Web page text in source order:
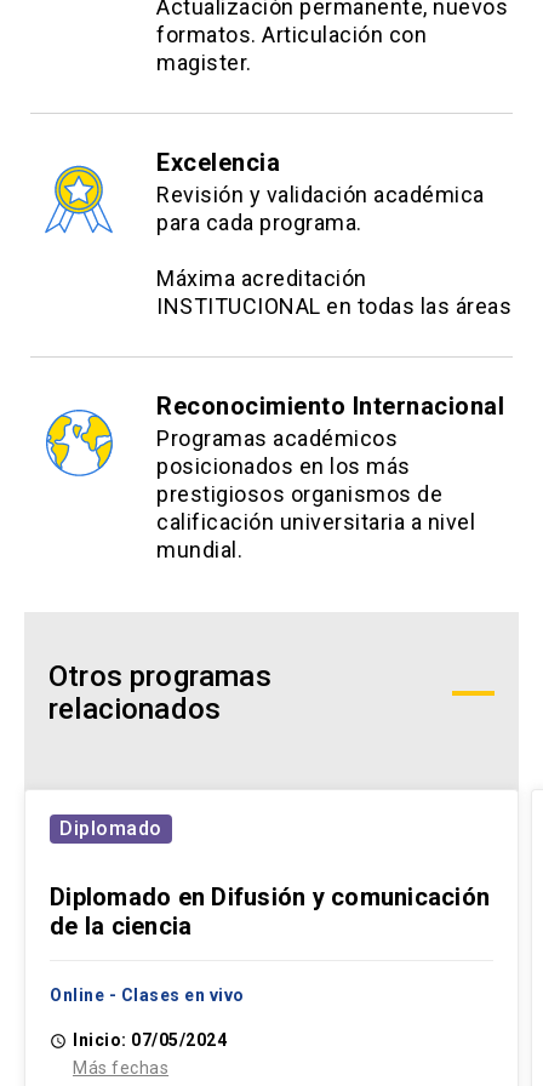
Actualización permanente, nuevos
formatos. Articulación con
magister.
Excelencia
Revisión y validación académica
para cada programa.
Máxima acreditación
INSTITUCIONAL en todas las áreas
Reconocimiento Internacional
Programas académicos
posicionados en los más
prestigiosos organismos de
calificación universitaria a nivel
mundial.
Otros programas
relacionados
Diplomado
Diplomado en Difusión y comunicación
de la ciencia
Online - Clases en vivo
access_time
Inicio: 07/05/2024
Más fechas